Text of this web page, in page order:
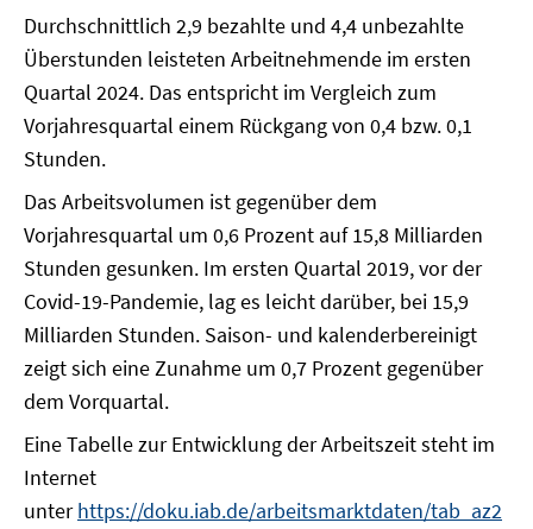
Durchschnittlich 2,9 bezahlte und 4,4 unbezahlte
Überstunden leisteten Arbeitnehmende im ersten
Quartal 2024. Das entspricht im Vergleich zum
Vorjahresquartal einem Rückgang von 0,4 bzw. 0,1
Stunden.
Das Arbeitsvolumen ist gegenüber dem
Vorjahresquartal um 0,6 Prozent auf 15,8 Milliarden
Stunden gesunken. Im ersten Quartal 2019, vor der
Covid-19-Pandemie, lag es leicht darüber, bei 15,9
Milliarden Stunden. Saison- und kalenderbereinigt
zeigt sich eine Zunahme um 0,7 Prozent gegenüber
dem Vorquartal.
Eine Tabelle zur Entwicklung der Arbeitszeit steht im
Internet
unterhttps://doku.iab.de/arbeitsmarktdaten/tab_az2